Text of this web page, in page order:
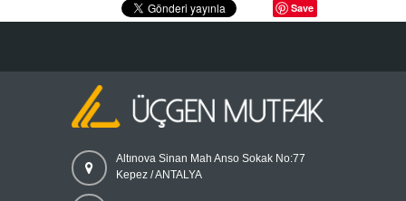
Save
Altınova Sinan Mah Anso Sokak No:77
Kepez / ANTALYA